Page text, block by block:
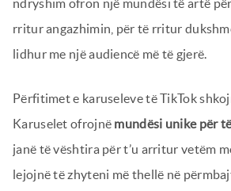
ndryshim ofron një mundësi të artë
rritur angazhimin, për të rritur
lidhur me një audiencë më të gjerë.
Përfitimet e karuseleve të TikTok
Karuselet ofrojnë mundësi unike për
janë të vështira për t’u arritur vetëm
lejojnë të zhyteni më thellë në